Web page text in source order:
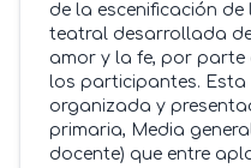
de la escenificación
teatral desarrollada
amor y la fe, por parte
los participantes. Esta
organizada y
primaria, Media
docente) que entre